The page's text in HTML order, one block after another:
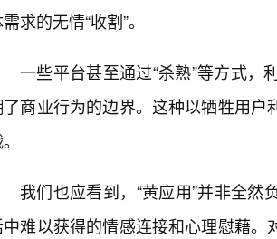
求的无情“收割”。
一些平台甚至通过“杀熟”等方式
商业行为的边界。这种以牺牲用
我们也应看到，“黄应用”并非全
中难以获得的情感连接和心理慰藉